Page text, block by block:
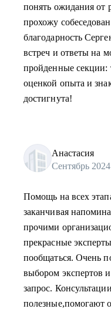
понять ожидания от
прохожу
благодарность
встреч и ответы на
пройденные секции:
оценкой опыта и
достигнута!
Анастасия
Сентябрь 2024
Помощь на всех
заканчивая
прочими
прекрасные
пообщаться. Очень
выбором экспертов
запрос.
полезные,помогают